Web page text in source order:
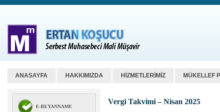
ANASAYFA HAKKIMIZDA HİZMETLERİMİZ MÜKELLEF
E-BEYANNAME
Vergi Takvimi – Nisan 2025